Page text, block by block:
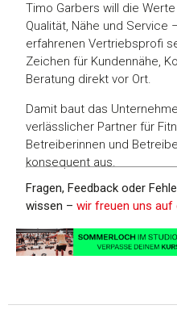
Timo Garbers will die
Qualität, Nähe und Service
erfahrenen Vertriebsprofi
Zeichen für Kundennähe,
Beratung direkt vor Ort.
Damit baut das
verlässlicher Partner für
Betreiberinnen und
konsequent aus.
Fragen, Feedback oder
wissen –wir freuen uns auf